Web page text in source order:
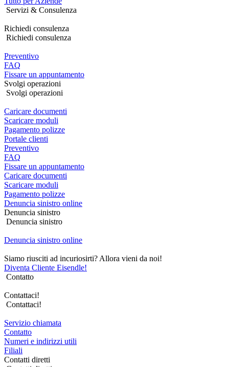
Servizi & Consulenza
Richiedi consulenza
Richiedi consulenza
Preventivo
FAQ
Fissare un appuntamento
Svolgi operazioni
Svolgi operazioni
Caricare documenti
Scaricare moduli
Pagamento polizze
Portale clienti
Preventivo
FAQ
Fissare un appuntamento
Caricare documenti
Scaricare moduli
Pagamento polizze
Denuncia sinistro online
Denuncia sinistro
Denuncia sinistro
Denuncia sinistro online
Siamo riusciti ad incuriosirti? Allora vieni da noi!
Diventa Cliente Eisendle!
Contatto
Contattaci!
Contattaci!
Servizio chiamata
Contatto
Numeri e indirizzi utili
Filiali
Contatti diretti